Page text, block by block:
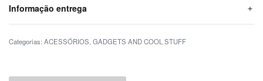
Informação entrega
Categorias: ACESSÓRIOS GADGETS AND COOL STUFF